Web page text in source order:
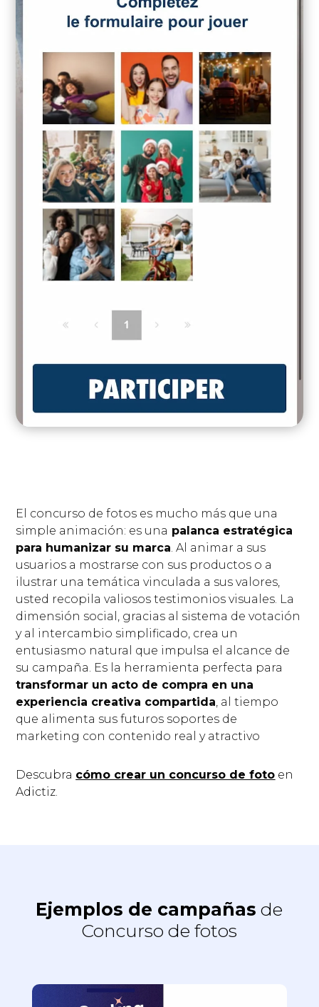
El concurso de fotos es mucho más que una
simple animación: es una palanca estratégica
para humanizar su marca. Al animar a sus
usuarios a mostrarse con sus productos o a
ilustrar una temática vinculada a sus valores,
usted recopila valiosos testimonios visuales. La
dimensión social, gracias al sistema de votación
y al intercambio simplificado, crea un
entusiasmo natural que impulsa el alcance de
su campaña. Es la herramienta perfecta para
transformar un acto de compra en una
experiencia creativa compartida, al tiempo
que alimenta sus futuros soportes de
marketing con contenido real y atractivo
Descubra cómo crear un concurso de foto en
Adictiz.
Ejemplos de campañas de
Concurso de fotos